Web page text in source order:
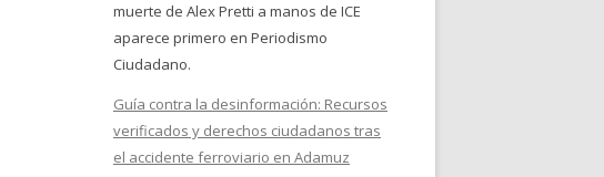
muerte de Alex Pretti a manos de ICE
aparece primero en Periodismo
Ciudadano.
Guía contra la desinformación: Recursos
verificados y derechos ciudadanos tras
el accidente ferroviario en Adamuz